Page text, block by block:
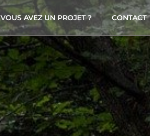
VOUS AVEZ UN PROJET ? CONTACT